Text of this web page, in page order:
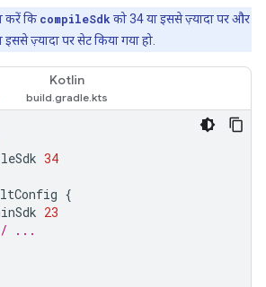
करें कि compileSdk को 34 या इससे ज़्यादा पर और
इससे ज़्यादा पर सेट किया गया हो.
Kotlin
34
{
23
...